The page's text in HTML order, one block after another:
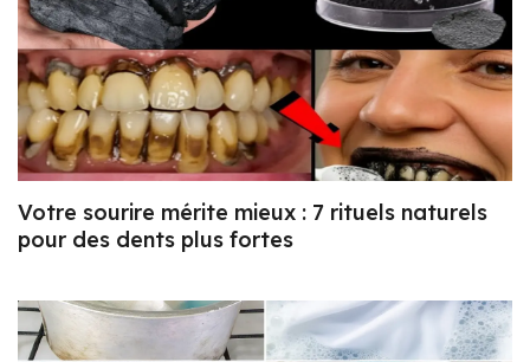
Votre sourire mérite mieux : 7 rituels naturels
pour des dents plus fortes